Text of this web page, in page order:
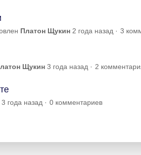
Платон Щукин 2 года назад 3
Щукин 3 года назад 2
3 года назад 0 комментариев